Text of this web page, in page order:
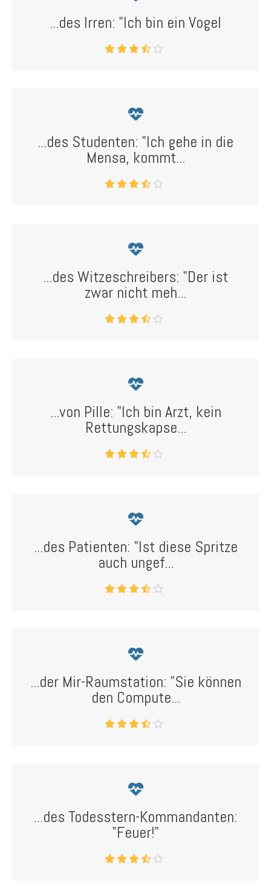
...des Irren: "Ich bin ein Vogel
...des Studenten: "Ich gehe in die
Mensa, kommt...
...des Witzeschreibers: "Der ist
zwar nicht meh...
...von Pille: "Ich bin Arzt, kein
Rettungskapse...
...des Patienten: "Ist diese Spritze
auch ungef...
...der Mir-Raumstation: "Sie können
den Compute...
...des Todesstern-Kommandanten:
"Feuer!"